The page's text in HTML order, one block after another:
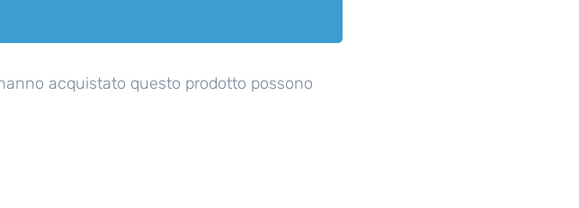
acquistato questo prodotto possono